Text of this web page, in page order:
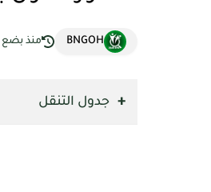
BNGOH منذ
جدول التنقل